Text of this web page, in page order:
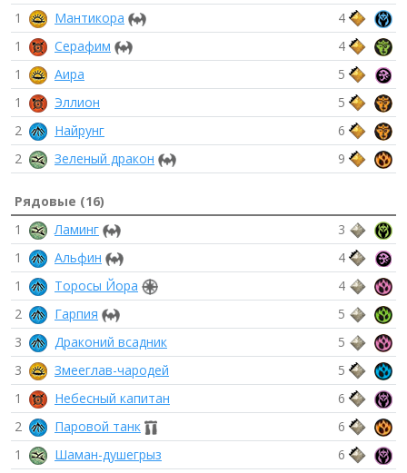
1
Мантикора
4
1
Серафим
4
1
Аира
5
1
Эллион
5
2
Найрунг
6
2
Зеленый дракон 9
Рядовые (16)
1
Ламинг
3
1
Альфин
4
1
Торосы Йора
4
2
Гарпия
5
3
Драконий всадник
5
3
Змееглав-чародей
5
1
Небесный капитан
6
2
Паровой танк
6
1
Шаман-душегрыз
6